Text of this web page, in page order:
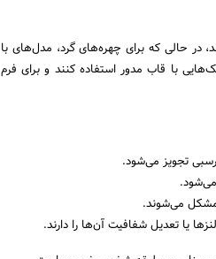
در حالی که برای چهره‌های گرد، مدل‌های با
با قاب مدور استفاده کنند و برای فرم
تجویز می‌شود.
می‌شود.
مشکل می‌شوند.
یا تعدیل شفافیت آن‌ها را دارند.